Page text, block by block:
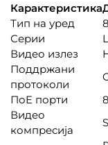
Карактеристика
Тип на уред
Серии
Видео излез
Поддржани
протоколи
ПоE порти
Видео
компресија